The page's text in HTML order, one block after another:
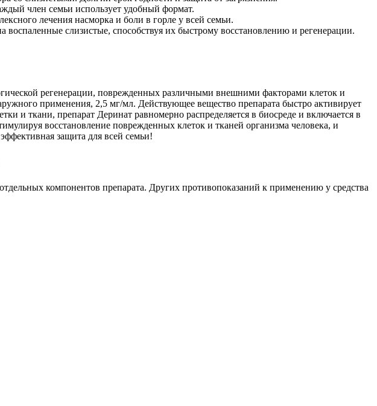
член семьи использует удобный формат.
лечения насморка и боли в горле у всей семьи.
воспаленные слизистые, способствуя их быстрому восстановлению и регенерации.
регенерации, поврежденных различными внешними факторами клеток и
применения, 2,5 мг/мл. Действующее вещество препарата быстро активирует
и ткани, препарат Деринат равномерно распределяется в биосреде и включается в
восстановление поврежденных клеток и тканей организма человека, и
защита для всей семьи!
компонентов препарата. Других противопоказаний к применению у средства